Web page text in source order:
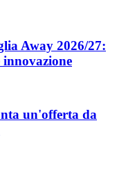
Away 2026/27:
un'offerta da